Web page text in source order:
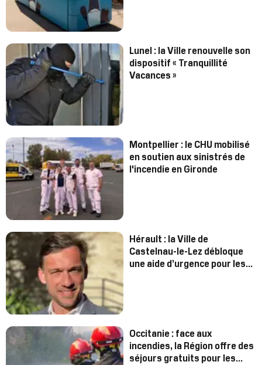
Lunel : la Ville renouvelle son
dispositif « Tranquillité
Vacances »
Montpellier : le CHU mobilisé
en soutien aux sinistrés de
l'incendie en Gironde
Hérault : la Ville de
Castelnau-le-Lez débloque
une aide d’urgence pour les
Occitanie : face aux
incendies, la Région offre des
séjours gratuits pour les